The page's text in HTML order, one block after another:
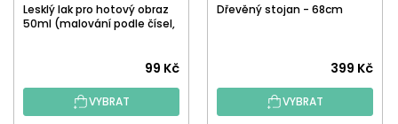
Lesklý lak pro hotový obraz
50ml (malování podle čísel,
hodnocení
produktu
99 Kč
VYBRAT
Dřevěný stojan - 68cm
399 Kč
VYBRAT